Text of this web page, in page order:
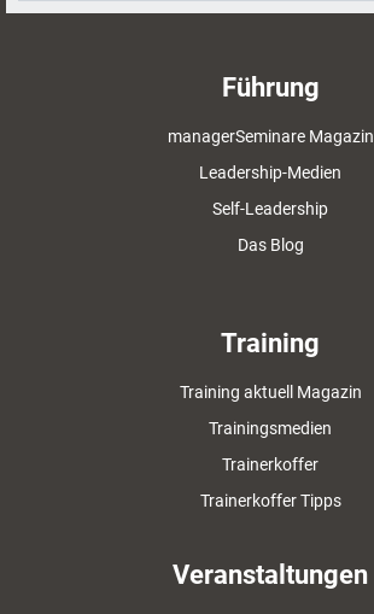
Führung
managerSeminare Magazin
Leadership-Medien
Self-Leadership
Das Blog
Training
Training aktuell Magazin
Trainingsmedien
Trainerkoffer
Trainerkoffer Tipps
Veranstaltungen